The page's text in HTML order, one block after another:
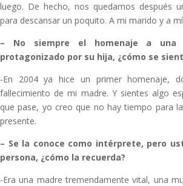
luego. De hecho, nos quedamos después
para descansar un poquito. A mi marido y a
–
No siempre el homenaje a una
protagonizado por su hija, ¿cómo se
-En 2004 ya hice un primer homenaje,
fallecimiento de mi madre. Y sientes algo
que pase, yo creo que no hay tiempo para
presente.
– Se la conoce como intérprete, pero
persona, ¿cómo la recuerda?
-Era una madre tremendamente vital, una